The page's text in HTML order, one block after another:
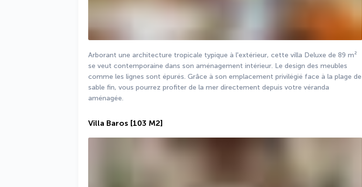
Arborant une architecture tropicale typique à l'extérieur, cette villa Deluxe de 89 m²
se veut contemporaine dans son aménagement intérieur. Le design des meubles
comme les lignes sont épurés. Grâce à son emplacement privilégié face à la plage de
sable fin, vous pourrez profiter de la mer directement depuis votre véranda
aménagée.
Villa Baros [103 M2]